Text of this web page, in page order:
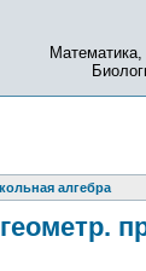
алгебра